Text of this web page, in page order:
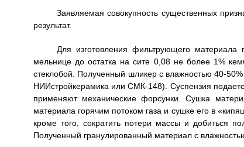
Заявляемая совокупность существенных
результат.
Для изготовления фильтрующего
мельнице до остатка на сите 0,08 не более 1%
стеклобой. Полученный шликер с влажностью 40-
НИИстройкерамика или СМК-148). Суспензия
применяют механические форсунки. Сушка
материала горячим потоком газа и сушке его в
кроме того, сократить потери массы и добиться
Полученный гранулированный материал с